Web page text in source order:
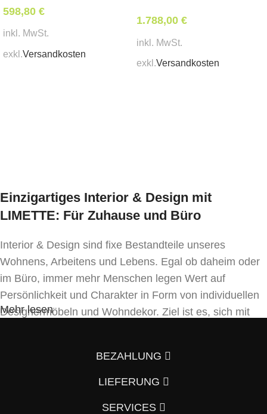
1 Stk.
598,80 €
inkl. MwSt.
exkl.Versandkosten
1.788,00 €
inkl. MwSt.
exkl.Versandkosten
Einzigartiges Interior & Design mit
LIMETTE: Für Zuhause und Büro
Interior & Design sind fixe Bestandteile unseres
Wohnens, Arbeitens und Lebens. Egal ob daheim oder
im Büro, immer mehr Menschen legen Wert auf
Persönlichkeit und Charakter in Form von individuellen
Designermöbeln und Wohndekor. Ziel ist es, sich mit
von der Masse abzuheben.
Vorzimmer, Wohnzimmer, Schlafzimmer, Badezimmer
Mehr lesen
BEZAHLUNG
LIEFERUNG
SERVICES